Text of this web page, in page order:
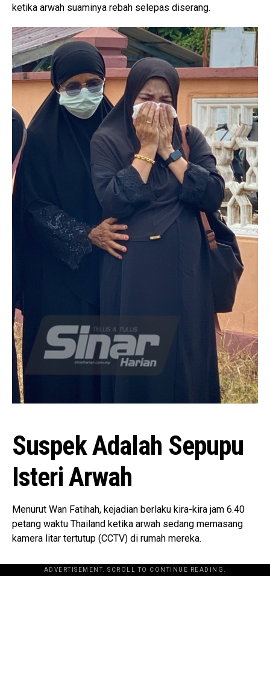
ketika arwah suaminya rebah selepas diserang.
Suspek Adalah Sepupu
Isteri Arwah
Menurut Wan Fatihah, kejadian berlaku kira-kira jam 6.40
petang waktu Thailand ketika arwah sedang memasang
kamera litar tertutup (CCTV) di rumah mereka.
ADVERTISEMENT. SCROLL TO CONTINUE READING.